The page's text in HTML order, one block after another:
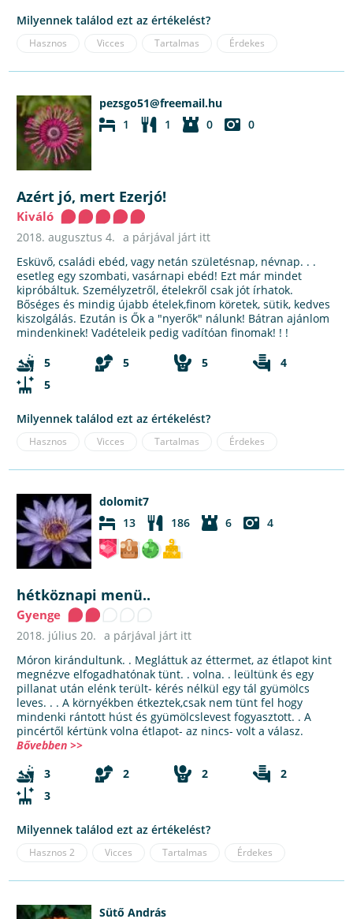
Milyennek találod ezt az értékelést?
Hasznos Vicces Tartalmas Érdekes
pezsgo51@freemail.hu
1
1 0 0
Azért jó, mert Ezerjó!
Kiváló
2018. augusztus 4. a párjával járt itt
Esküvő, családi ebéd, vagy netán születésnap, névnap. . .
esetleg egy szombati, vasárnapi ebéd! Ezt már mindet
kipróbáltuk. Személyzetről, ételekről csak jót írhatok.
Bőséges és mindig újabb ételek,finom köretek, sütik, kedves
kiszolgálás. Ezután is Ők a "nyerők" nálunk! Bátran ajánlom
mindenkinek! Vadételeik pedig vadítóan finomak! ! !
5
5 5
4
5
Milyennek találod ezt az értékelést?
Hasznos Vicces Tartalmas Érdekes
dolomit7
13
186 6 4
hétköznapi menü..
Gyenge
2018. július 20. a párjával járt itt
Móron kirándultunk. . Megláttuk az éttermet, az étlapot kint
megnézve elfogadhatónak tünt. . volna. . leültünk és egy
pillanat után elénk terült- kérés nélkül egy tál gyümölcs
leves. . . A környékben étkeztek,csak nem tünt fel hogy
mindenki rántott húst és gyümölcslevest fogyasztott. . A
pincértől kértünk volna étlapot- az nincs- volt a válasz.
Bővebben >>
3
2 2
2
3
Milyennek találod ezt az értékelést?
Hasznos 2 Vicces Tartalmas Érdekes
Sütő András